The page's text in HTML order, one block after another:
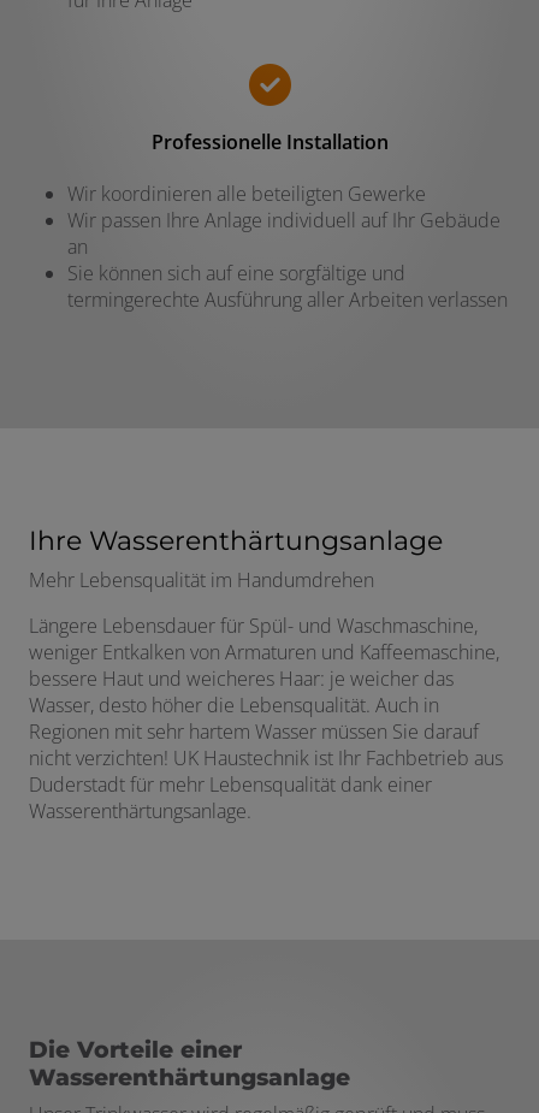
Professionelle Installation
Wir koordinieren alle beteiligten Gewerke
Wir passen Ihre Anlage individuell auf Ihr Gebäude
an
Sie können sich auf eine sorgfältige und
termingerechte Ausführung aller Arbeiten verlassen
Ihre Wasserenthärtungsanlage
Mehr Lebensqualität im Handumdrehen
Längere Lebensdauer für Spül- und Waschmaschine,
weniger Entkalken von Armaturen und Kaffeemaschine,
bessere Haut und weicheres Haar: je weicher das
Wasser, desto höher die Lebensqualität. Auch in
Regionen mit sehr hartem Wasser müssen Sie darauf
nicht verzichten! UK Haustechnik ist Ihr Fachbetrieb aus
Duderstadt für mehr Lebensqualität dank einer
Wasserenthärtungsanlage.
Die Vorteile einer
Wasserenthärtungsanlage